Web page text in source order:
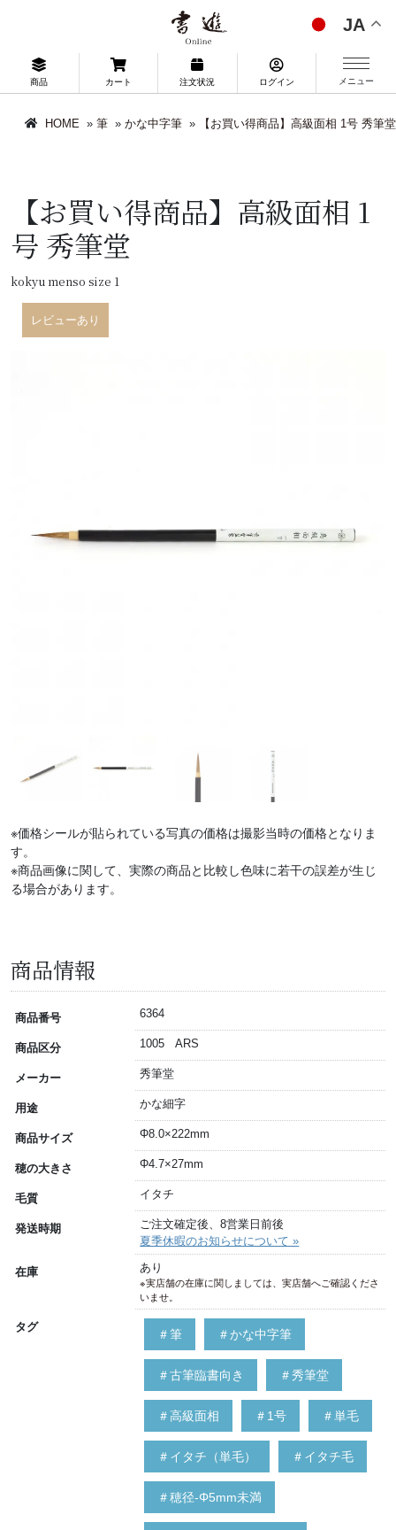
JA
商品 カート 注文状況 ログイン メニュー
HOME » 筆 » かな中字筆 » 【お買い得商品】高級面相 1号 秀筆堂
【お買い得商品】高級面相 1
号 秀筆堂
kokyu menso size 1
レビューあり
※価格シールが貼られている写真の価格は撮影当時の価格となりま
す。
※商品画像に関して、実際の商品と比較し色味に若干の誤差が生じ
る場合があります。
商品情報
商品番号 6364
商品区分 1005 ARS
メーカー 秀筆堂
用途 かな細字
商品サイズ Φ8.0×222mm
穂の大きさ Φ4.7×27mm
毛質 イタチ
発送時期
ご注文確定後、8営業日前後
夏季休暇のお知らせについて »
在庫 あり
※実店舗の在庫に関しましては、実店舗へご確認くださ
いませ。
タグ
＃筆 ＃かな中字筆
＃古筆臨書向き ＃秀筆堂
＃高級面相 ＃1号 ＃単毛
＃イタチ（単毛） ＃イタチ毛
＃穂径-Φ5mm未満